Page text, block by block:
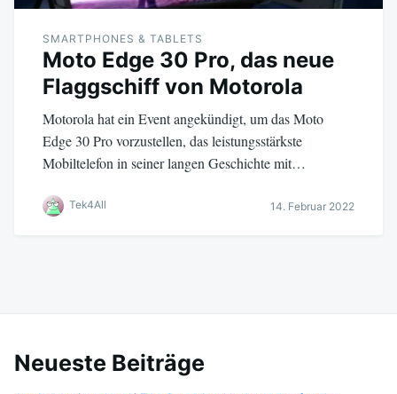
SMARTPHONES & TABLETS
Moto Edge 30 Pro, das neue
Flaggschiff von Motorola
Motorola hat ein Event angekündigt, um das Moto
Edge 30 Pro vorzustellen, das leistungsstärkste
Mobiltelefon in seiner langen Geschichte mit…
Tek4All 14. Februar 2022
Neueste Beiträge